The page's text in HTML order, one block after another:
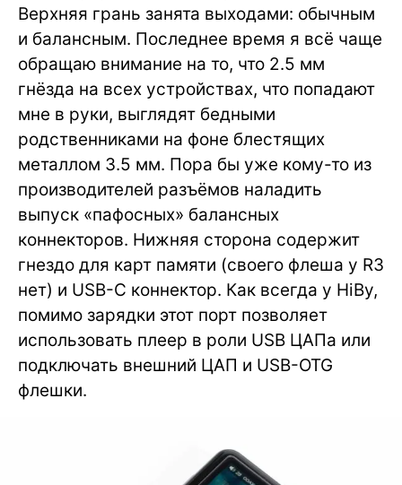
Верхняя грань занята выходами: обычным
и балансным. Последнее время я всё чаще
обращаю внимание на то, что 2.5 мм
гнёзда на всех устройствах, что попадают
мне в руки, выглядят бедными
родственниками на фоне блестящих
металлом 3.5 мм. Пора бы уже кому-то из
производителей разъёмов наладить
выпуск «пафосных» балансных
коннекторов. Нижняя сторона содержит
гнездо для карт памяти (своего флеша у R3
нет) и USB-C коннектор. Как всегда у HiBy,
помимо зарядки этот порт позволяет
использовать плеер в роли USB ЦАПа или
подключать внешний ЦАП и USB-OTG
флешки.